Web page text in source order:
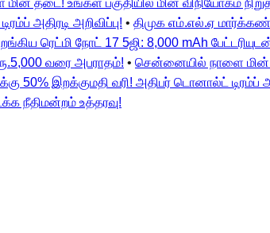
தடை! உங்கள் பகுதியில் மின் விநியோகம்
அதிரடி அறிவிப்பு! • திமுக எம்.எல்.ஏ
ரெட்மி நோட் 17 5ஜி: 8,000 mAh
வரை அபராதம்! • சென்னையில் நாளை மின்
50% இறக்குமதி வரி! அதிபர் டொனால்ட் டிரம்ப்
நீதிமன்றம் உத்தரவு!